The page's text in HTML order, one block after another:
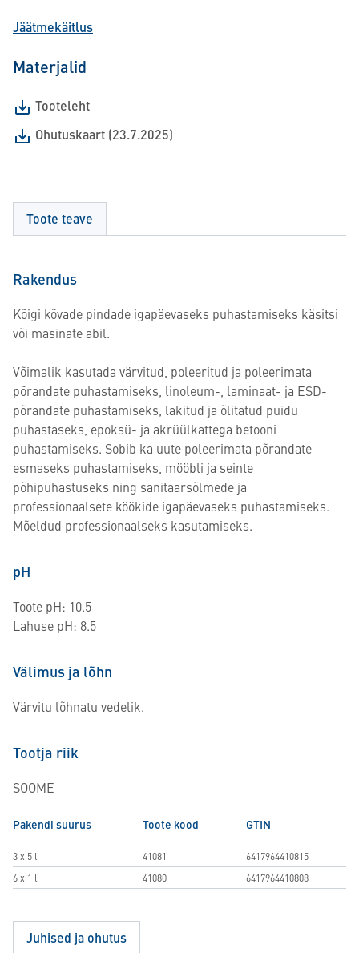
Jäätmekäitlus
Materjalid
Tooteleht
Ohutuskaart (23.7.2025)
Toote teave
Rakendus
Kõigi kõvade pindade igapäevaseks puhastamiseks käsitsi
või masinate abil.
Võimalik kasutada värvitud, poleeritud ja poleerimata
põrandate puhastamiseks, linoleum-, laminaat- ja ESD-
põrandate puhastamiseks, lakitud ja õlitatud puidu
puhastaseks, epoksü- ja akrüülkattega betooni
puhastamiseks. Sobib ka uute poleerimata põrandate
esmaseks puhastamiseks, mööbli ja seinte
põhipuhastuseks ning sanitaarsõlmede ja
professionaalsete köökide igapäevaseks puhastamiseks.
Mõeldud professionaalseks kasutamiseks.
pH
Toote pH: 10.5
Lahuse pH: 8.5
Välimus ja lõhn
Värvitu lõhnatu vedelik.
Tootja riik
SOOME
Pakendi suurus Toote kood GTIN
3 x 5 l 41081
6417964410815
6 x 1 l
41080 6417964410808
Juhised ja ohutus